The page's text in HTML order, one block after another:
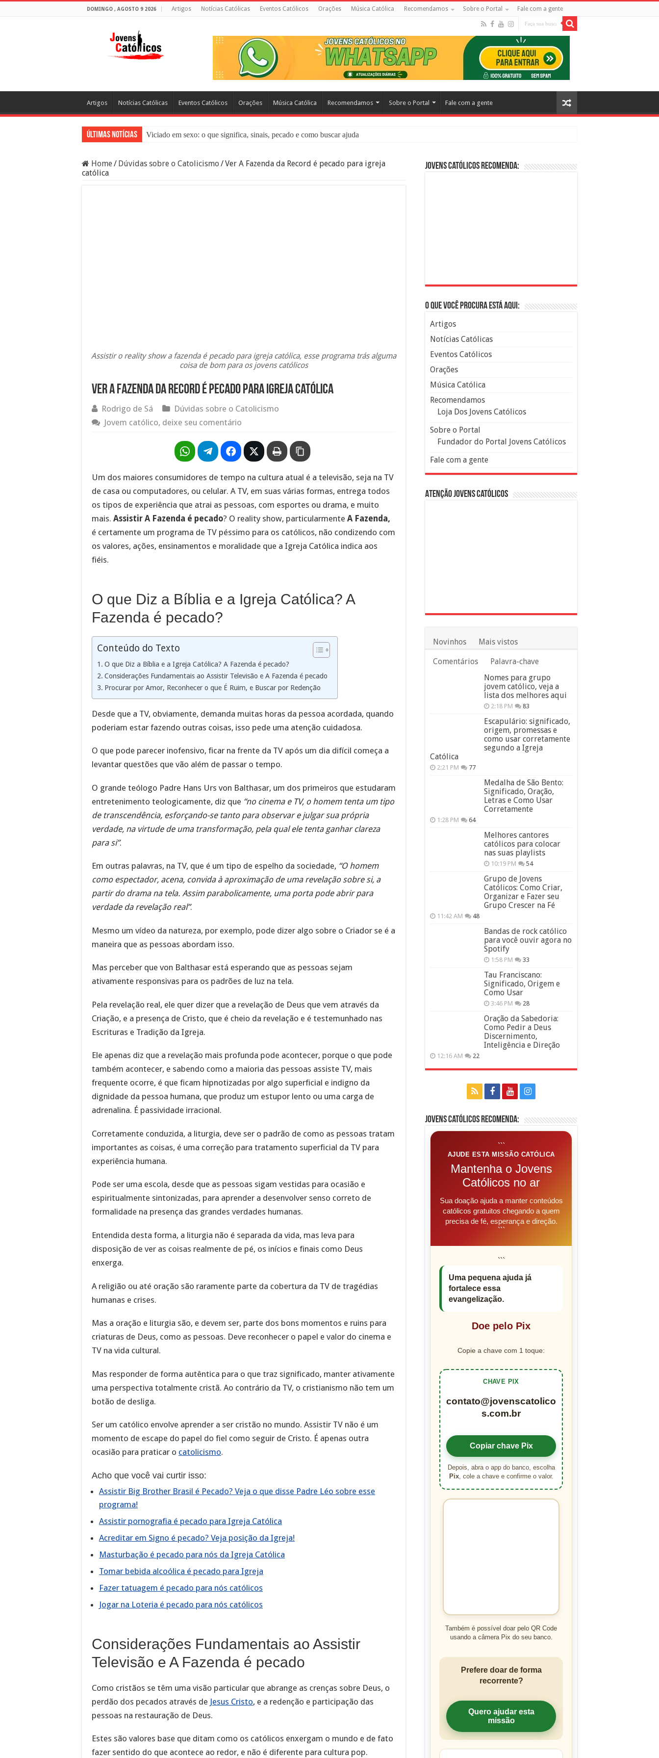
DOMINGO , AGOSTO 9 2026 Artigos Notícias Católicas Eventos Católicos Orações Música Católica Recomendamos Sobre o Portal Fale com a gente
Artigos Notícias Católicas Eventos Católicos Orações Música Católica Recomendamos Sobre o Portal Fale com a gente
Últimas Notícias
Viciado em sexo: o que significa, sinais, pecado e como buscar ajuda
Filme Sagrado Coração – Seu Reino Não Terá Fim: O Documentário Que Vai Tocar os Católicos no Cinema
Home/ Dúvidas sobre o Catolicismo /Ver A Fazenda da Record é pecado para igreja
católica
Assistir o reality show a fazenda é pecado para igreja católica, esse programa trás alguma
coisa de bom para os jovens católicos
Ver A Fazenda da Record é pecado para igreja católica
Rodrigo de Sá
Dúvidas sobre o Catolicismo
Jovem católico, deixe seu comentário
Um dos maiores consumidores de tempo na cultura atual é a televisão, seja na TV
de casa ou computadores, ou celular. A TV, em suas várias formas, entrega todos
os tipos de experiência que atrai as pessoas, com esportes ou drama, e muito
mais. Assistir A Fazenda é pecado? O reality show, particularmente A Fazenda,
é certamente um programa de TV péssimo para os católicos, não condizendo com
os valores, ações, ensinamentos e moralidade que a Igreja Católica indica aos
fiéis.
O que Diz a Bíblia e a Igreja Católica? A
Fazenda é pecado?
Conteúdo do Texto
O que Diz a Bíblia e a Igreja Católica? A Fazenda é pecado?
Considerações Fundamentais ao Assistir Televisão e A Fazenda é pecado
Procurar por Amor, Reconhecer o que É Ruim, e Buscar por Redenção
Desde que a TV, obviamente, demanda muitas horas da pessoa acordada, quando
poderiam estar fazendo outras coisas, isso pede uma atenção cuidadosa.
O que pode parecer inofensivo, ficar na frente da TV após um dia difícil começa a
levantar questões que vão além de passar o tempo.
O grande teólogo Padre Hans Urs von Balthasar, um dos primeiros que estudaram
entretenimento teologicamente, diz que “no cinema e TV, o homem tenta um tipo
de transcendência, esforçando-se tanto para observar e julgar sua própria
verdade, na virtude de uma transformação, pela qual ele tenta ganhar clareza
para si”.
Em outras palavras, na TV, que é um tipo de espelho da sociedade, “O homem
como espectador, acena, convida à aproximação de uma revelação sobre si, a
partir do drama na tela. Assim parabolicamente, uma porta pode abrir para
verdade da revelação real”.
Mesmo um vídeo da natureza, por exemplo, pode dizer algo sobre o Criador se é a
maneira que as pessoas abordam isso.
Mas perceber que von Balthasar está esperando que as pessoas sejam
ativamente responsivas para os padrões de luz na tela.
Pela revelação real, ele quer dizer que a revelação de Deus que vem através da
Criação, e a presença de Cristo, que é cheio da revelação e é testemunhado nas
Escrituras e Tradição da Igreja.
Ele apenas diz que a revelação mais profunda pode acontecer, porque o que pode
também acontecer, e sabendo como a maioria das pessoas assiste TV, mais
frequente ocorre, é que ficam hipnotizadas por algo superficial e indigno da
dignidade da pessoa humana, que produz um estupor lento ou uma carga de
adrenalina. É passividade irracional.
Corretamente conduzida, a liturgia, deve ser o padrão de como as pessoas tratam
importantes as coisas, é uma correção para tratamento superficial da TV para
experiência humana.
Pode ser uma escola, desde que as pessoas sigam vestidas para ocasião e
espiritualmente sintonizadas, para aprender a desenvolver senso correto de
formalidade na presença das grandes verdades humanas.
Entendida desta forma, a liturgia não é separada da vida, mas leva para
disposição de ver as coisas realmente de pé, os inícios e finais como Deus
enxerga.
A religião ou até oração são raramente parte da cobertura da TV de tragédias
humanas e crises.
Mas a oração e liturgia são, e devem ser, parte dos bons momentos e ruins para
criaturas de Deus, como as pessoas. Deve reconhecer o papel e valor do cinema e
TV na vida cultural.
Mas responder de forma autêntica para o que traz significado, manter ativamente
uma perspectiva totalmente cristã. Ao contrário da TV, o cristianismo não tem um
botão de desliga.
Ser um católico envolve aprender a ser cristão no mundo. Assistir TV não é um
momento de escape do papel do fiel como seguir de Cristo. É apenas outra
ocasião para praticar o catolicismo.
Acho que você vai curtir isso:
Assistir Big Brother Brasil é Pecado? Veja o que disse Padre Léo sobre esse
programa!
Assistir pornografia é pecado para Igreja Católica
Acreditar em Signo é pecado? Veja posição da Igreja!
Masturbação é pecado para nós da Igreja Católica
Tomar bebida alcoólica é pecado para Igreja
Fazer tatuagem é pecado para nós católicos
Jogar na Loteria é pecado para nós católicos
Considerações Fundamentais ao Assistir
Televisão e A Fazenda é pecado
Como cristãos se têm uma visão particular que abrange as crenças sobre Deus, o
perdão dos pecados através de Jesus Cristo, e a redenção e participação das
pessoas na restauração de Deus.
Estes são valores base que ditam como os católicos enxergam o mundo e de fato
fazer sentido do que acontece ao redor, e não é diferente para cultura pop.
Jovens Católicos Recomenda:
O que você procura está aqui:
Artigos
Notícias Católicas
Eventos Católicos
Orações
Música Católica
Recomendamos
Loja Dos Jovens Católicos
Sobre o Portal
Fundador do Portal Jovens Católicos
Fale com a gente
Atenção Jovens Católicos
Novinhos Mais vistos
Comentários
Palavra-chave
Nomes para grupo
jovem católico, veja a
lista dos melhores aqui
2:18 PM 83
Escapulário: significado,
origem, promessas e
como usar corretamente
segundo a Igreja
Católica
2:21 PM 77
Medalha de São Bento:
Significado, Oração,
Letras e Como Usar
Corretamente
1:28 PM 64
Melhores cantores
católicos para colocar
nas suas playlists
10:19 PM 54
Grupo de Jovens
Católicos: Como Criar,
Organizar e Fazer seu
Grupo Crescer na Fé
11:42 AM 48
Bandas de rock católico
para você ouvir agora no
Spotify
1:58 PM 33
Tau Franciscano:
Significado, Origem e
Como Usar
3:46 PM 28
Oração da Sabedoria:
Como Pedir a Deus
Discernimento,
Inteligência e Direção
12:16 AM 22
Jovens Católicos Recomenda:
```
AJUDE ESTA MISSÃO CATÓLICA
Mantenha o Jovens
Católicos no ar
Sua doação ajuda a manter conteúdos
católicos gratuitos chegando a quem
precisa de fé, esperança e direção.
```
```
Uma pequena ajuda já
fortalece essa
evangelização.
Doe pelo Pix
Copie a chave com 1 toque:
CHAVE PIX
contato@jovenscatolico
s.com.br
Copiar chave Pix
Depois, abra o app do banco, escolha
Pix, cole a chave e confirme o valor.
Também é possível doar pelo QR Code
usando a câmera Pix do seu banco.
Prefere doar de forma
recorrente?
Quero ajudar esta
missão